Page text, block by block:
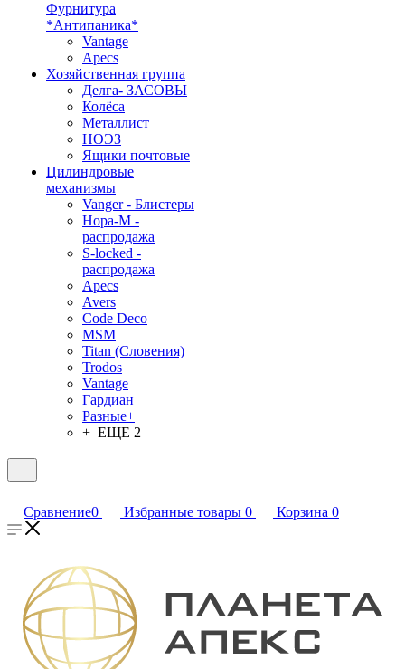
Фурнитура
*Антипаника*
Vantage
Apecs
Хозяйственная группа
Делга- ЗАСОВЫ
Колёса
Металлист
НОЭЗ
Ящики почтовые
Цилиндровые
механизмы
Vanger - Блистеры
Нора-М -
распродажа
S-locked -
распродажа
Apecs
Avers
Code Deco
MSM
Titan (Словения)
Trodos
Vantage
Гардиан
Разные+
+ ЕЩЕ 2
Сравнение0 Избранные товары 0 Корзина 0